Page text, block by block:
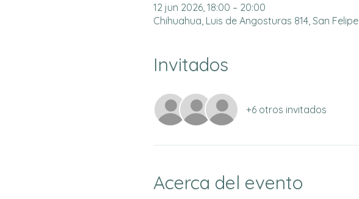
12 jun 2026, 18:00 – 20:00
Chihuahua, Luis de Angosturas 814, San
Invitados
+6 otros invitados
Acerca del evento